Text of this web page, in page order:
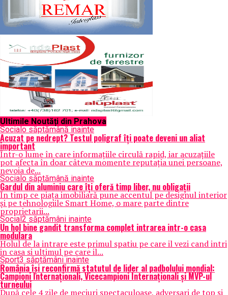
Ultimile Noutăți din Prahova
Social o săptămână inainte
Acuzat pe nedrept? Testul poligraf îţi poate deveni un aliat
important
Într-o lume în care informațiile circulă rapid, iar acuzațiile
pot afecta în doar câteva momente reputația unei persoane,
nevoia de...
Social o săptămână inainte
Gardul din aluminiu care îți oferă timp liber, nu obligații
În timp ce piața imobiliară pune accentul pe designul interior
și pe tehnologiile Smart Home, o mare parte dintre
proprietarii...
Social 2 săptămâni inainte
Un hol bine gandit transforma complet intrarea intr-o casa
modulara
Holul de la intrare este primul spatiu pe care il vezi cand intri
in casa si ultimul pe care il...
Sport3 săptămâni inainte
România își reconfirmă statutul de lider al padbolului mondial:
Campioni Internaționali, Vicecampioni Internaționali și MVP-ul
turneului
După cele 4 zile de meciuri spectaculoase, adversari de top și